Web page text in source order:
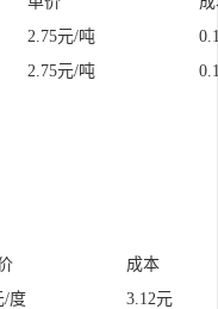
2.75元/吨
2.75元/吨
成本
/度
3.12元